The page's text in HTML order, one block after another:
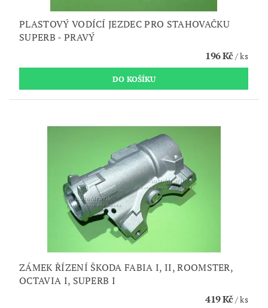
PLASTOVÝ VODÍCÍ JEZDEC PRO STAHOVAČKU
SUPERB - PRAVÝ
196 Kč/ ks
ZÁMEK ŘÍZENÍ ŠKODA FABIA I, II, ROOMSTER,
OCTAVIA I, SUPERB I
419 Kč/ ks